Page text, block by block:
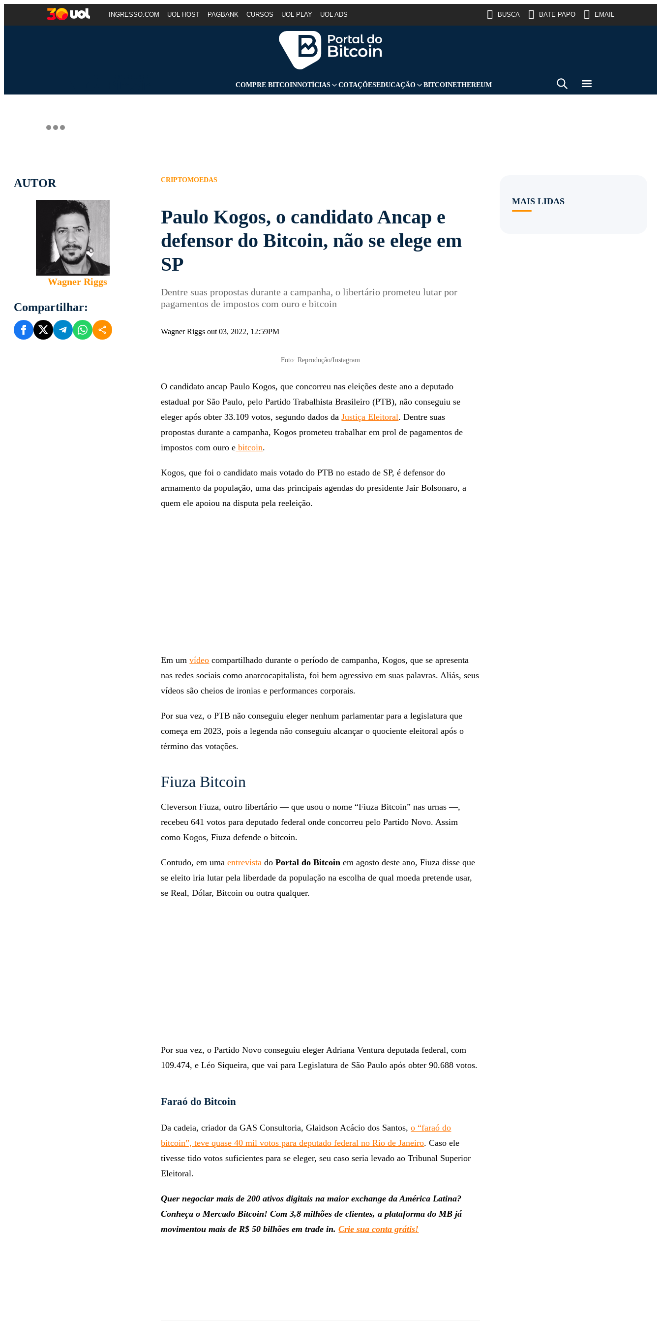
INGRESSO.COM UOL HOST PAGBANK CURSOS UOL PLAY UOL ADS BUSCA BATE-PAPO EMAIL
COMPRE BITCOINNOTÍCIAS COTAÇÕESEDUCAÇÃO BITCOINETHEREUM
AUTOR
Wagner Riggs
Compartilhar:
CRIPTOMOEDAS
Paulo Kogos, o candidato Ancap e
defensor do Bitcoin, não se elege em
SP
Dentre suas propostas durante a campanha, o libertário prometeu lutar por
pagamentos de impostos com ouro e bitcoin
Wagner Riggs out 03, 2022, 12:59PM
Foto: Reprodução/Instagram
O candidato ancap Paulo Kogos, que concorreu nas eleições deste ano a deputado
estadual por São Paulo, pelo Partido Trabalhista Brasileiro (PTB), não conseguiu se
eleger após obter 33.109 votos, segundo dados daJustiça Eleitoral. Dentre suas
propostas durante a campanha, Kogos prometeu trabalhar em prol de pagamentos de
impostos com ouro e bitcoin.
Kogos, que foi o candidato mais votado do PTB no estado de SP, é defensor do
armamento da população, uma das principais agendas do presidente Jair Bolsonaro, a
quem ele apoiou na disputa pela reeleição.
Em umvídeo compartilhado durante o período de campanha, Kogos, que se apresenta
nas redes sociais como anarcocapitalista, foi bem agressivo em suas palavras. Aliás, seus
vídeos são cheios de ironias e performances corporais.
Por sua vez, o PTB não conseguiu eleger nenhum parlamentar para a legislatura que
começa em 2023, pois a legenda não conseguiu alcançar o quociente eleitoral após o
término das votações.
Fiuza Bitcoin
Cleverson Fiuza, outro libertário — que usou o nome “Fiuza Bitcoin” nas urnas —,
recebeu 641 votos para deputado federal onde concorreu pelo Partido Novo. Assim
como Kogos, Fiuza defende o bitcoin.
Contudo, em umaentrevista doPortal do Bitcoin em agosto deste ano, Fiuza disse que
se eleito iria lutar pela liberdade da população na escolha de qual moeda pretende usar,
se Real, Dólar, Bitcoin ou outra qualquer.
Por sua vez, o Partido Novo conseguiu eleger Adriana Ventura deputada federal, com
109.474, e Léo Siqueira, que vai para Legislatura de São Paulo após obter 90.688 votos.
Faraó do Bitcoin
Da cadeia, criador da GAS Consultoria, Glaidson Acácio dos Santos,o “faraó do
bitcoin”, teve quase 40 mil votos para deputado federal no Rio de Janeiro. Caso ele
tivesse tido votos suficientes para se eleger, seu caso seria levado ao Tribunal Superior
Eleitoral.
Quer negociar mais de 200 ativos digitais na maior exchange da América Latina?
Conheça o Mercado Bitcoin! Com 3,8 milhões de clientes, a plataforma do MB já
movimentou mais de R$ 50 bilhões em trade in.Crie sua conta grátis!
MAIS LIDAS